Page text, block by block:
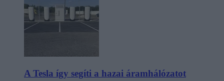
A Tesla így segíti a hazai áramhálózatot